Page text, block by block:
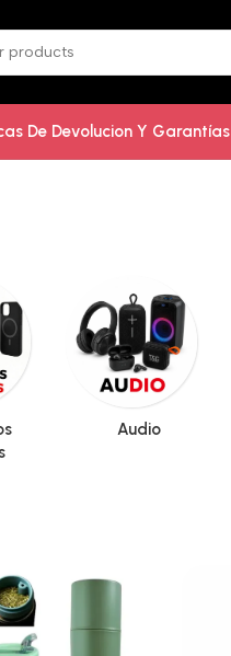
De Devolucion Y Garantías
Audio